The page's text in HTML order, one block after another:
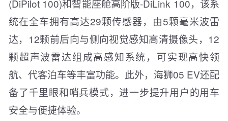
(DiPilot 100)和智能座舱高阶版-DiLink 100，该系
统在全车拥有高达29颗传感器，由5颗毫米波雷
达，12颗前后向与侧向视觉感知高清摄像头，12
颗超声波雷达组成高感知系统，可实现高快领
航、代客泊车等丰富功能。此外，海狮05 EV还配
备了千里眼和哨兵模式，进一步提升用户的用车
安全与便捷体验。